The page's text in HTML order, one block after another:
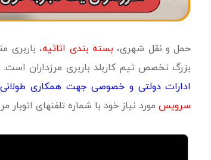
حمل و نقل شهری، بسته بندی اثاثیه، باربری
بزرگ تخصص تیم کاربلد باربری مرزداران
ادارات دولتی و خصوصی جهت همکاری
سرویسمورد نیاز خود با شماره تلفنهای اتوبار